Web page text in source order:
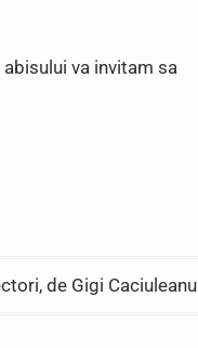
va invitam sa
de Gigi Caciuleanu